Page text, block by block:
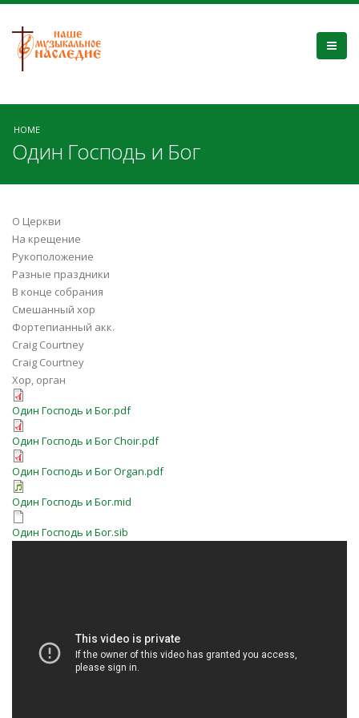
HOME
Один Господь и Бог
О Церкви
На крещение
Рукоположение
Разные праздники
В конце собрания
Смешанный хор
Фортепианный акк.
Craig Courtney
Craig Courtney
Хор, орган
Один Господь и Бог.pdf
Один Господь и Бог Choir.pdf
Один Господь и Бог Organ.pdf
Один Господь и Бог.mid
Один Господь и Бог.sib